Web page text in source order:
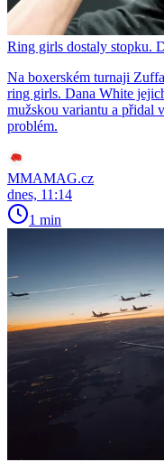
Ring girls dostaly stopku.
Na boxerském turnaji
ring girls. Dana White
mužskou variantu a přidal
problém.
MMAMAG.cz
dnes, 11:14
1 min